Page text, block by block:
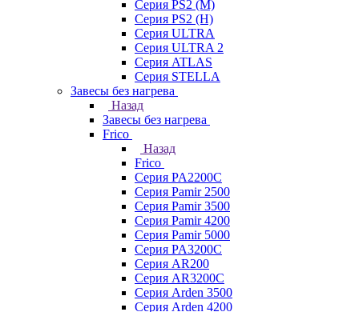
Серия PS2 (M)
Серия PS2 (H)
Серия ULTRA
Серия ULTRA 2
Серия ATLAS
Серия STELLA
Завесы без нагрева
Назад
Завесы без нагрева
Frico
Назад
Frico
Серия PA2200C
Серия Pamir 2500
Серия Pamir 3500
Серия Pamir 4200
Серия Pamir 5000
Серия PA3200C
Серия AR200
Серия AR3200C
Серия Arden 3500
Серия Arden 4200